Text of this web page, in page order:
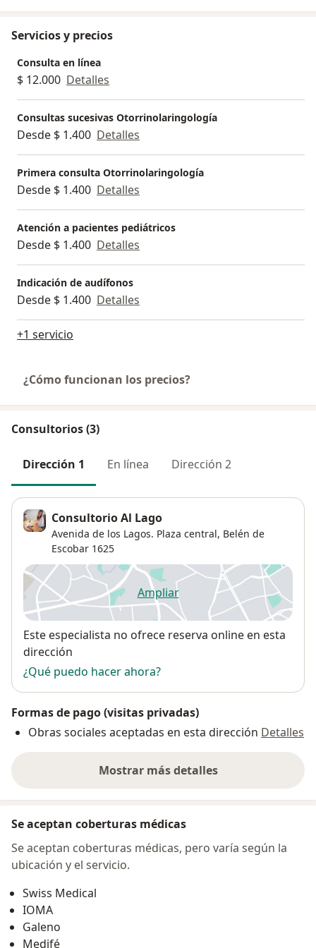
construir algo mejor.
Servicios y precios
Consulta en línea
$ 12.000 Detalles
Consultas sucesivas Otorrinolaringología
Desde $ 1.400 Detalles
Primera consulta Otorrinolaringología
Desde $ 1.400 Detalles
Atención a pacientes pediátricos
Desde $ 1.400 Detalles
Indicación de audífonos
Desde $ 1.400 Detalles
+1 servicio
¿Cómo funcionan los precios?
Consultorios (3)
Dirección 1 En línea Dirección 2
Consultorio Al Lago
Avenida de los Lagos. Plaza central, Belén de
Escobar 1625
Ampliarse abre en una nueva
Disponibilidad
Este especialista no ofrece reserva online en esta
dirección
¿Qué puedo hacer ahora?
Formas de pago (visitas privadas)
Obras sociales aceptadas en esta dirección Detalles
Mostrar más detalles
sobre la dirección
Se aceptan coberturas médicas
Se aceptan coberturas médicas, pero varía según la
ubicación y el servicio.
Swiss Medical
IOMA
Galeno
Medifé